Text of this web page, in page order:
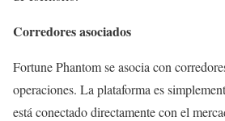
Corredores asociados
Fortune Phantom se asocia con
operaciones. La plataforma es
está conectado directamente con el